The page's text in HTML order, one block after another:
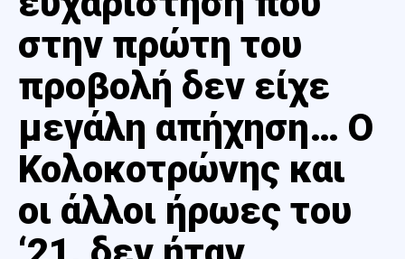
στην πρώτη του
προβολή δεν είχε
μεγάλη απήχηση… Ο
Κολοκοτρώνης και
οι άλλοι ήρωες του